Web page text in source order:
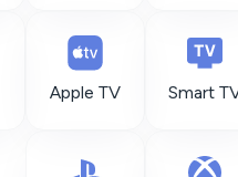
Apple TV Smart